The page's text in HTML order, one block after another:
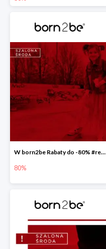
W born2be Rabaty do -80% #readyforsummer
80%